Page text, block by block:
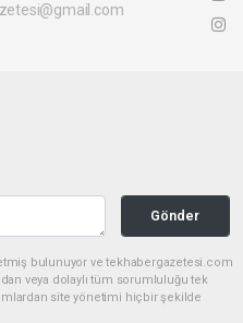
Gönder
bulunuyor ve tekhabergazetesi.com
veya dolaylı tüm sorumluluğu tek
site yönetimi hiçbir şekilde